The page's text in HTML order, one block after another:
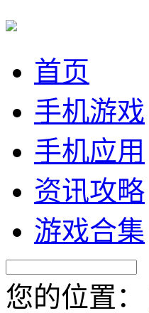
首页
手机游戏
手机应用
资讯攻略
游戏合集
您的位置：